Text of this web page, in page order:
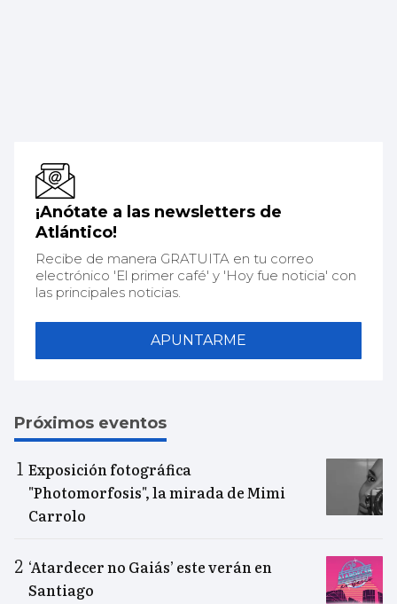
¡Anótate a las newsletters de
Atlántico!
Recibe de manera GRATUITA en tu correo
electrónico 'El primer café' y 'Hoy fue noticia' con
las principales noticias.
APUNTARME
Próximos eventos
Exposición fotográfica
"Photomorfosis", la mirada de Mimi
Carrolo
‘Atardecer no Gaiás’ este verán en
Santiago